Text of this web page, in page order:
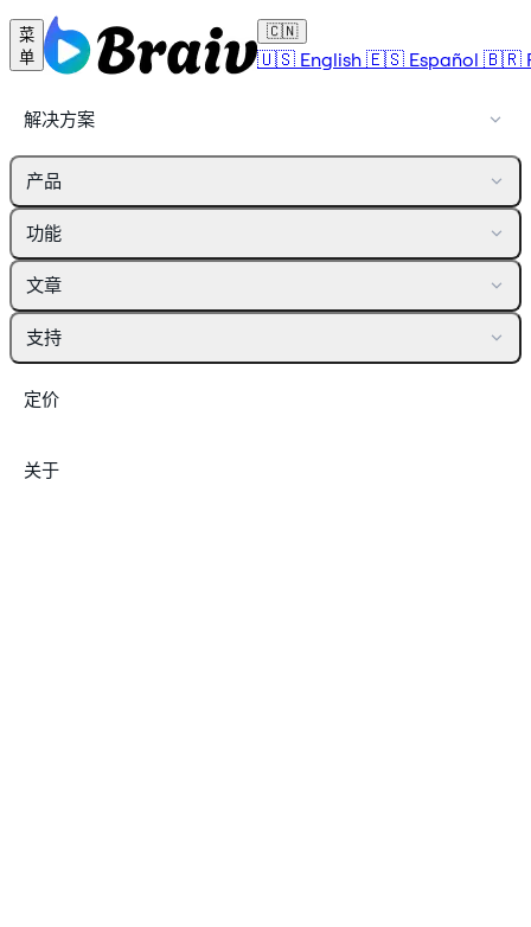
菜
单
🇨🇳
🇺🇸 English 🇪🇸 Español 🇧🇷
解决方案
产品
功能
文章
支持
定价
关于